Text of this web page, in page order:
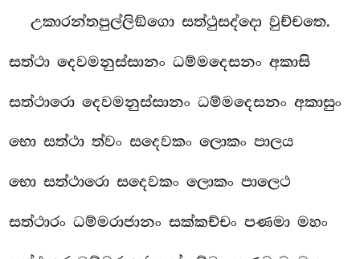
උකාරන්තපුල්ලිඞ්ගො සත්ථුසද්දො වුච්චතෙ.
සත්ථා දෙවමනුස්සානං ධම්මදෙසනං අකාසි
සත්ථාරො දෙවමනුස්සානං ධම්මදෙසනං අකාසුං
භො සත්ථා ත්වං සදෙවකං ලොකං පාලය
භො සත්ථාරො සදෙවකං ලොකං පාලෙථ
සත්ථාරං ධම්මරාජානං සක්කච්චං පණමා මහං